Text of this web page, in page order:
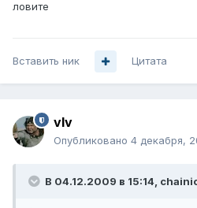
ловите
Вставить ник Цитата
vIv
Опубликовано 4 декабря,
В 04.12.2009 в 15:14,